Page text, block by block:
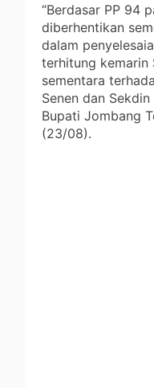
“Berdasar PP 94
diberhentikan
dalam
terhitung kemarin
sementara
Senen dan
Bupati Jombang
(23/08).